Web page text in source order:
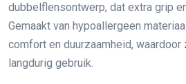
dubbelflensontwerp, dat extra grip
Gemaakt van hypoallergeen
comfort en duurzaamheid,
langdurig gebruik.